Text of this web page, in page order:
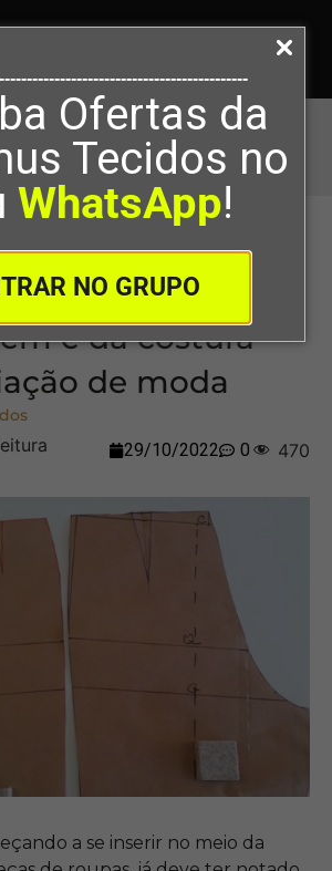
Ofertas da
Tecidos no
WhatsApp!
NO GRUPO
da modelagem e da
de moda
da
e da costura
de moda
29/10/2022 0 470
a se inserir no meio da